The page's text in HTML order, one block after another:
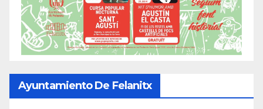
Ayuntamiento De Felanitx